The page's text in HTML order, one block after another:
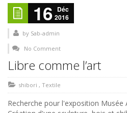
16 Déc
2016
by Sab-admin
No Comment
Libre comme l’art
shibori , Textile
Recherche pour l'exposition Musée